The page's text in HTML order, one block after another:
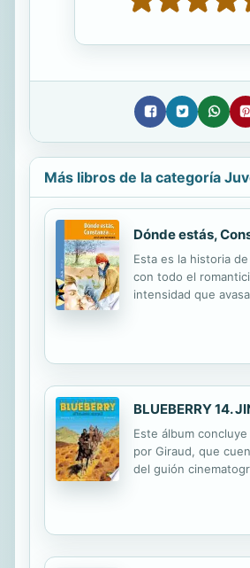
Más libros de la categoría
Dónde estás,
Esta es la historia
con todo el
intensidad que
viven en un barrio
donde sus
entre lo dramático y
doloroso y lo trivial.
BLUEBERRY 14.
Este álbum
por Giraud, que
del guión
encontraban en la
carrera y
las buenas historias
western.